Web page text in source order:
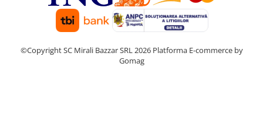
©Copyright SC Mirali Bazzar SRL 2026 Platforma E-commerce by
Gomag